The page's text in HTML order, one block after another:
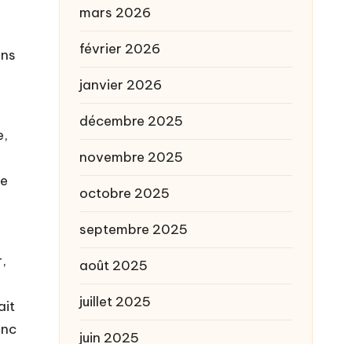
mars 2026
février 2026
janvier 2026
décembre 2025
novembre 2025
octobre 2025
septembre 2025
août 2025
juillet 2025
juin 2025